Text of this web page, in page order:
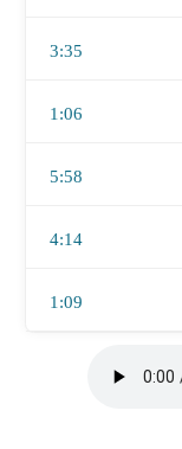
3:35
1:06
5:58
4:14
1:09